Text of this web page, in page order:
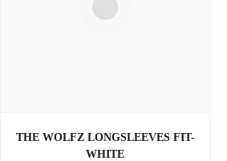
THE WOLFZ LONGSLEEVES FIT-
WHITE